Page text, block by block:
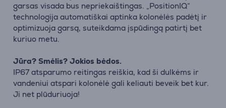
garsas visada bus nepriekaištingas. „PositionIQ“
technologija automatiškai aptinka kolonėlės padėtį ir
optimizuoja garsą, suteikdama įspūdingą patirtį bet
kuriuo metu.
Jūra? Smėlis? Jokios bėdos.
IP67 atsparumo reitingas reiškia, kad ši dulkėms ir
vandeniui atspari kolonėlė gali keliauti beveik bet kur.
Ji net plūduriuoja!